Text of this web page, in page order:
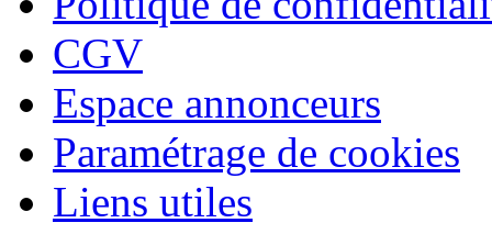
CGV
Espace annonceurs
Paramétrage de cookies
Liens utiles